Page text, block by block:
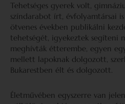
Tehetséges gyerek volt,
színdarabot írt, évfolyamtársai
ötvenes években publikálni
tehetségét, igyekeztek segíteni
meghívták étterembe, egyen
mellett lapoknak dolgozott,
Bukarestben élt és dolgozott.
Életművében egyszerre van